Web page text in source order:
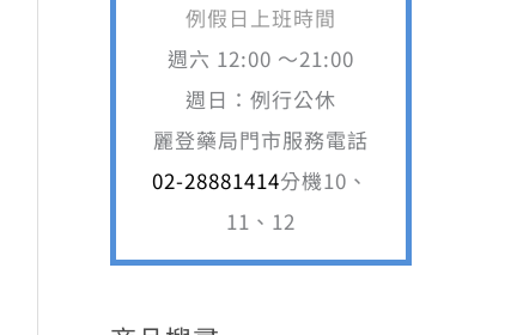
例假日上班時間
週六 12:00 ～21:00
週日：例行公休
麗登藥局門市服務電話
02-28881414分機10、
11、12